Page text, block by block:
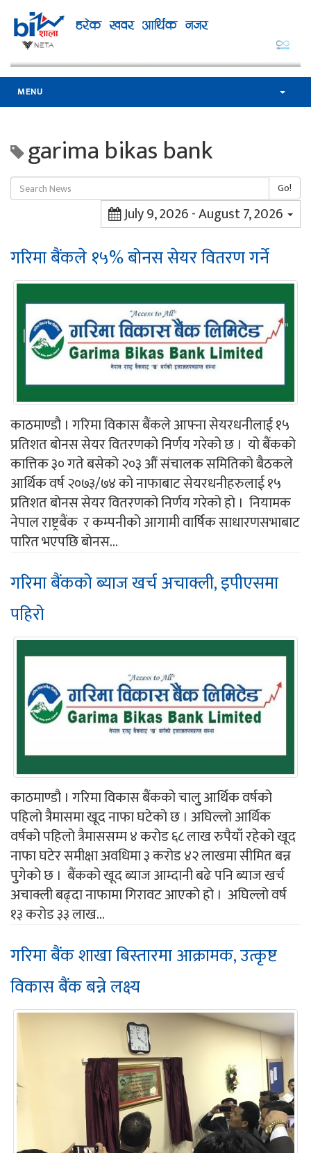
MENU
garima bikas bank
Go!
July 9, 2026 - August 7, 2026
गरिमा बैंकले १५% बोनस सेयर वितरण गर्ने
काठमाण्डौ । गरिमा विकास बैंकले आफ्ना सेयरधनीलाई १५
प्रतिशत बोनस सेयर वितरणको निर्णय गरेको छ । यो बैंकको
कात्तिक ३० गते बसेको २०३ औं संचालक समितिको बैठकले
आर्थिक वर्ष २०७३/७४ को नाफाबाट सेयरधनीहरुलाई १५
प्रतिशत बोनस सेयर वितरणको निर्णय गरेको हो । नियामक
नेपाल राष्ट्रबैंक र कम्पनीको आगामी वार्षिक साधारणसभाबाट
पारित भएपछि बोनस...
गरिमा बैंकको ब्याज खर्च अचाक्ली, इपीएसमा
पहिरो
काठमाण्डौ । गरिमा विकास बैंकको चालुु आर्थिक वर्षको
पहिलो त्रैमासमा खूद नाफा घटेको छ । अघिल्लो आर्थिक
वर्षको पहिलो त्रैमाससम्म ४ करोड ६८ लाख रुपैयाँ रहेको खूद
नाफा घटेर समीक्षा अवधिमा ३ करोड ४२ लाखमा सीमित बन्न
पुुगेको छ । बैंकको खूद ब्याज आम्दानी बढे पनि ब्याज खर्च
अचाक्ली बढ्दा नाफामा गिरावट आएको हो । अघिल्लो वर्ष
१३ करोड ३३ लाख...
गरिमा बैंक शाखा बिस्तारमा आक्रामक, उत्कृष्ट
विकास बैंक बन्ने लक्ष्य